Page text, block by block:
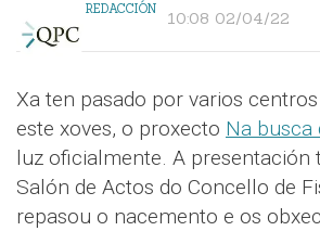
REDACCIÓN 10:08 02/04/22
Xa ten pasado por varios
este xoves, o proxecto Na busca
luz oficialmente. A presentación
Salón de Actos do Concello de
repasou o nacemento e os